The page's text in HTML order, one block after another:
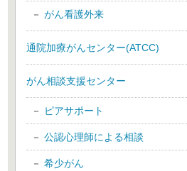
がん看護外来
通院加療がんセンター(ATCC)
がん相談支援センター
ピアサポート
公認心理師による相談
希少がん